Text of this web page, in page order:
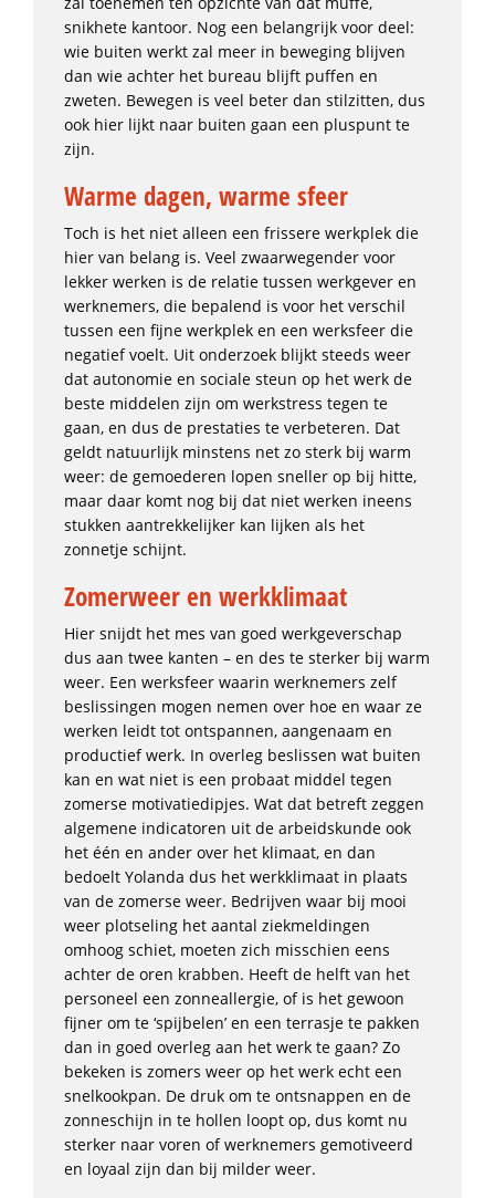
snikhete kantoor. Nog een belangrijk voor deel:
wie buiten werkt zal meer in beweging blijven
dan wie achter het bureau blijft puffen en
zweten. Bewegen is veel beter dan stilzitten, dus
ook hier lijkt naar buiten gaan een pluspunt te
zijn.
Warme dagen, warme sfeer
Toch is het niet alleen een frissere werkplek die
hier van belang is. Veel zwaarwegender voor
lekker werken is de relatie tussen werkgever en
werknemers, die bepalend is voor het verschil
tussen een fijne werkplek en een werksfeer die
negatief voelt. Uit onderzoek blijkt steeds weer
dat autonomie en sociale steun op het werk de
beste middelen zijn om werkstress tegen te
gaan, en dus de prestaties te verbeteren. Dat
geldt natuurlijk minstens net zo sterk bij warm
weer: de gemoederen lopen sneller op bij hitte,
maar daar komt nog bij dat niet werken ineens
stukken aantrekkelijker kan lijken als het
zonnetje schijnt.
Zomerweer en werkklimaat
Hier snijdt het mes van goed werkgeverschap
dus aan twee kanten – en des te sterker bij warm
weer. Een werksfeer waarin werknemers zelf
beslissingen mogen nemen over hoe en waar ze
werken leidt tot ontspannen, aangenaam en
productief werk. In overleg beslissen wat buiten
kan en wat niet is een probaat middel tegen
zomerse motivatiedipjes. Wat dat betreft zeggen
algemene indicatoren uit de arbeidskunde ook
het één en ander over het klimaat, en dan
bedoelt Yolanda dus het werkklimaat in plaats
van de zomerse weer. Bedrijven waar bij mooi
weer plotseling het aantal ziekmeldingen
omhoog schiet, moeten zich misschien eens
achter de oren krabben. Heeft de helft van het
personeel een zonneallergie, of is het gewoon
fijner om te ‘spijbelen’ en een terrasje te pakken
dan in goed overleg aan het werk te gaan? Zo
bekeken is zomers weer op het werk echt een
snelkookpan. De druk om te ontsnappen en de
zonneschijn in te hollen loopt op, dus komt nu
sterker naar voren of werknemers gemotiveerd
en loyaal zijn dan bij milder weer.